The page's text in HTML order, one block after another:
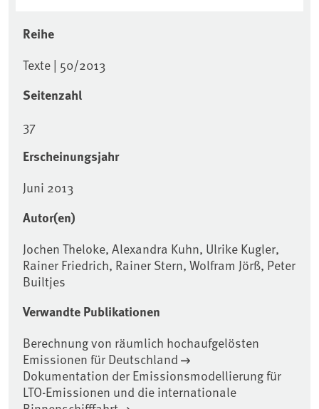
Reihe
Texte | 50/2013
Seitenzahl
37
Erscheinungsjahr
Juni 2013
Autor(en)
Jochen Theloke, Alexandra Kuhn, Ulrike Kugler,
Rainer Friedrich, Rainer Stern, Wolfram Jörß, Peter
Builtjes
Verwandte Publikationen
Berechnung von räumlich hochaufgelösten
Emissionen für Deutschland
Dokumentation der Emissionsmodellierung für
LTO-Emissionen und die internationale